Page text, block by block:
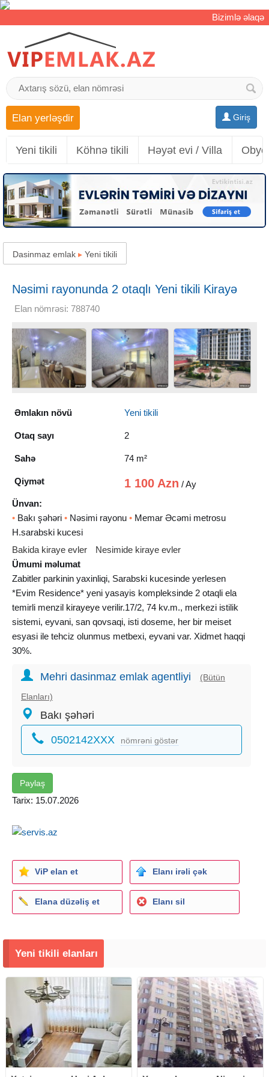
Bizimlə əlaqə
Giriş
Elan yerləşdir
Yeni tikili Köhnə tikili Həyət evi / Villa
Dasinmaz emlak ▸ Yeni tikili
Nəsimi rayonunda 2 otaqlı Yeni tikili Kirayə
verilir, 74 m²
Elan nömrəsi: 788740
Əmlakın növü Yeni tikili
Otaq sayı 2
Sahə 74 m²
Qiymət 1 100 Azn / Ay
Ünvan:
• Bakı şəhəri • Nəsimi rayonu • Memar Əcəmi metrosu
H.sarabski kucesi
Bakida kiraye evler
Nesimide kiraye evler
Ümumi məlumat
Zabitler parkinin yaxinliqi, Sarabski kucesinde yerlesen
*Evim Residence* yeni yasayis kompleksinde 2 otaqli ela
temirli menzil kirayeye verilir.17/2, 74 kv.m., merkezi istilik
sistemi, eyvani, san qovsaqi, isti doseme, her bir meiset
esyasi ile tehciz olunmus metbexi, eyvani var. Xidmet haqqi
30%.
Mehri dasinmaz emlak agentliyi
(Bütün
Elanları)
Bakı şəhəri
0502142XXX nömrəni göstər
Paylaş
Tarix: 15.07.2026
ViP elan et Elanı irəli çək
Elana düzəliş et Elanı sil
Yeni tikili elanları